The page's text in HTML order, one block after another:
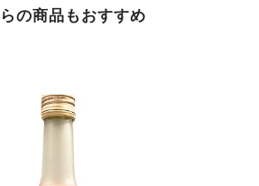
の商品もおすすめ